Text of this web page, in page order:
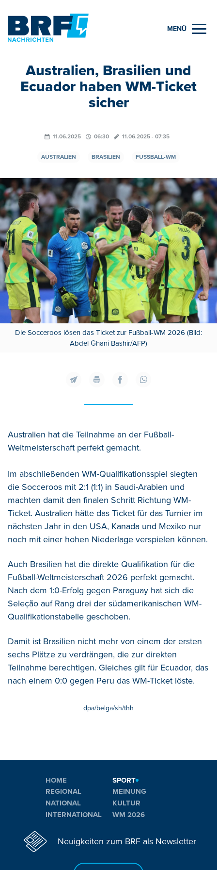
MENÜ
Australien, Brasilien und
Ecuador haben WM-Ticket
sicher
11.06.2025 06:30 11.06.2025 - 07:35
AUSTRALIEN BRASILIEN FUSSBALL-WM
Die Socceroos lösen das Ticket zur Fußball-WM 2026 (Bild:
Abdel Ghani Bashir/AFP)
Australien hat die Teilnahme an der Fußball-
Weltmeisterschaft perfekt gemacht.
Im abschließenden WM-Qualifikationsspiel siegten
die Socceroos mit 2:1 (1:1) in Saudi-Arabien und
machten damit den finalen Schritt Richtung WM-
Ticket. Australien hätte das Ticket für das Turnier im
nächsten Jahr in den USA, Kanada und Mexiko nur
noch mit einer hohen Niederlage verspielen können.
Auch Brasilien hat die direkte Qualifikation für die
Fußball-Weltmeisterschaft 2026 perfekt gemacht.
Nach dem 1:0-Erfolg gegen Paraguay hat sich die
Seleção auf Rang drei der südamerikanischen WM-
Qualifikationstabelle geschoben.
Damit ist Brasilien nicht mehr von einem der ersten
sechs Plätze zu verdrängen, die zur direkten
Teilnahme berechtigen. Gleiches gilt für Ecuador, das
nach einem 0:0 gegen Peru das WM-Ticket löste.
dpa/belga/sh/thh
HOME
REGIONAL
NATIONAL
INTERNATIONAL
SPORT
MEINUNG
KULTUR
WM 2026
Neuigkeiten zum BRF als Newsletter